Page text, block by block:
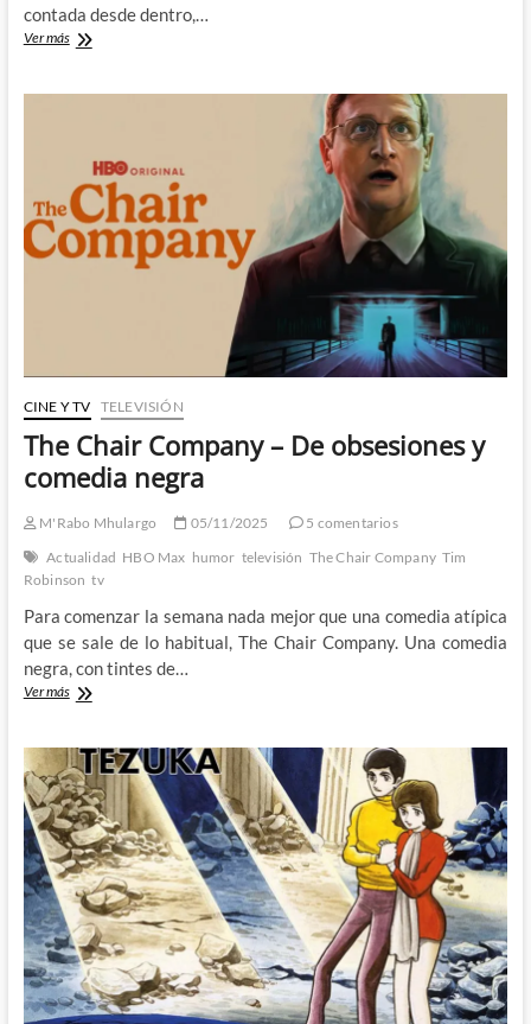
contada desde dentro,…
Ver másLa
locos
del
gekiga
de
Masahiko
Matsumoto
CINE Y TV TELEVISIÓN
The Chair Company – De obsesiones y
comedia negra
M'Rabo Mhulargo 05/11/2025
5 comentarios
Actualidad HBO Max humor televisión The Chair Company Tim
Robinson tv
Para comenzar la semana nada mejor que una comedia atípica
que se sale de lo habitual, The Chair Company. Una comedia
negra, con tintes de…
Ver másThe
–
De
obsesiones
y
comedia
negra